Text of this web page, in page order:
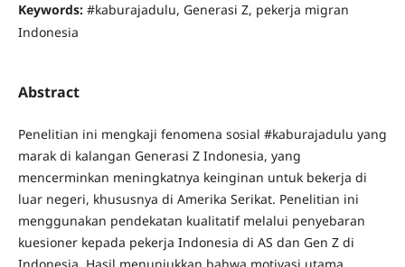
Keywords: #kaburajadulu, Generasi Z, pekerja migran
Indonesia
Abstract
Penelitian ini mengkaji fenomena sosial #kaburajadulu yang
marak di kalangan Generasi Z Indonesia, yang
mencerminkan meningkatnya keinginan untuk bekerja di
luar negeri, khususnya di Amerika Serikat. Penelitian ini
menggunakan pendekatan kualitatif melalui penyebaran
kuesioner kepada pekerja Indonesia di AS dan Gen Z di
Indonesia. Hasil menunjukkan bahwa motivasi utama